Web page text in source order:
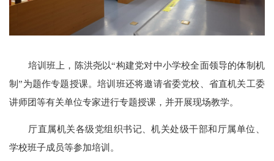
培训班上，陈洪尧以“构建党对中小学校全面领导的体制机
制”为题作专题授课。培训班还将邀请省委党校、省直机关工委
讲师团等有关单位专家进行专题授课，并开展现场教学。
厅直属机关各级党组织书记、机关处级干部和厅属单位、
学校班子成员等参加培训。